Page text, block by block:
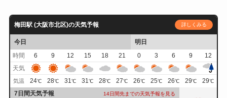
梅田駅 (大阪市北区)の天気予報 詳しくみる
今日
明日
時間
6 9 12 15 18 21 0 3 6 9
12
天気
気温 24℃ 28℃ 31℃ 31℃ 28℃ 27℃ 26℃ 25℃ 26℃ 29℃ 29℃
7日間天気予報 14日間先までの天気予報を見る